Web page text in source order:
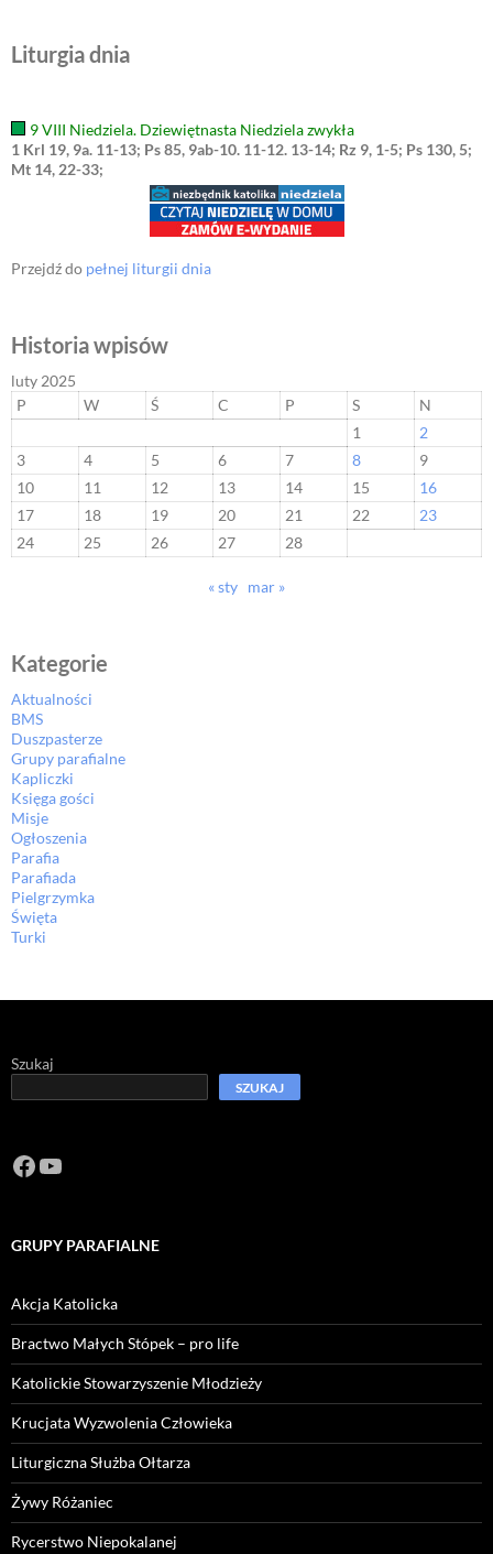
Liturgia dnia
9 VIII Niedziela. Dziewiętnasta Niedziela zwykła
1 Krl 19, 9a. 11-13; Ps 85, 9ab-10. 11-12. 13-14; Rz 9, 1-5; Ps 130, 5;
Mt 14, 22-33;
Przejdź do pełnej liturgii dnia
Historia wpisów
luty 2025
P
W Ś C P S
N
1
2
3
4 5 6 7 8
9
10
11 12 13 14 15
16
17
18 19 20 21 22
23
24
25 26 27 28
« sty mar »
Kategorie
Aktualności
BMS
Duszpasterze
Grupy parafialne
Kapliczki
Księga gości
Misje
Ogłoszenia
Parafia
Parafiada
Pielgrzymka
Święta
Turki
Szukaj
SZUKAJ
Facebook
https://www.youtube.com/channel/
GRUPY PARAFIALNE
Akcja Katolicka
Bractwo Małych Stópek – pro life
Katolickie Stowarzyszenie Młodzieży
Krucjata Wyzwolenia Człowieka
Liturgiczna Służba Ołtarza
Żywy Różaniec
Rycerstwo Niepokalanej